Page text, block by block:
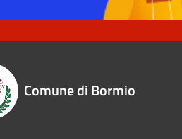
Comune di Bormio